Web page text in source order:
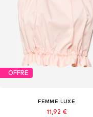
OFFRE
FEMME LUXE
11,92 €